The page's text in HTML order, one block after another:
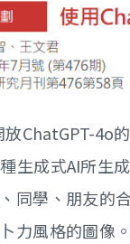
ChatGPT-4o
生成式AI所生
同學、朋友的
力風格的圖像